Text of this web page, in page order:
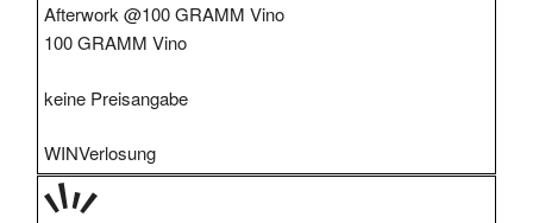
Afterwork @100 GRAMM Vino
100 GRAMM Vino
keine Preisangabe
WINVerlosung